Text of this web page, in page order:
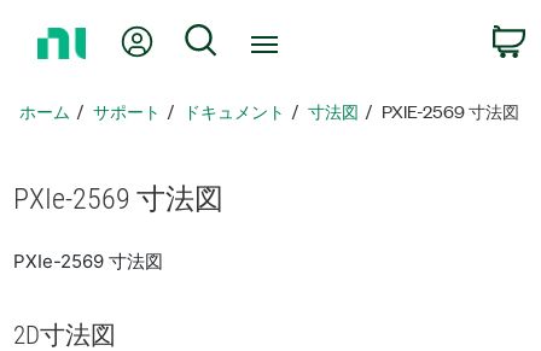
ペ
に
戻
Myアカウント
検索
ホーム サポート ドキュメント 寸法図 PXIE-2569 寸法図
PXIe-2569 寸法図
PXIe-2569 寸法図
2D寸法図